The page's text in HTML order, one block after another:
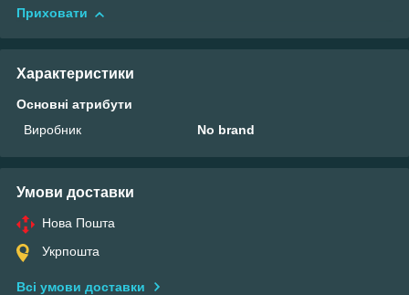
Приховати
Характеристики
Основні атрибути
Виробник
No brand
Умови доставки
Нова Пошта
Укрпошта
Всі умови доставки